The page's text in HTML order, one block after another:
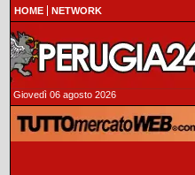
HOME NETWORK
Giovedì 06 agosto 2026